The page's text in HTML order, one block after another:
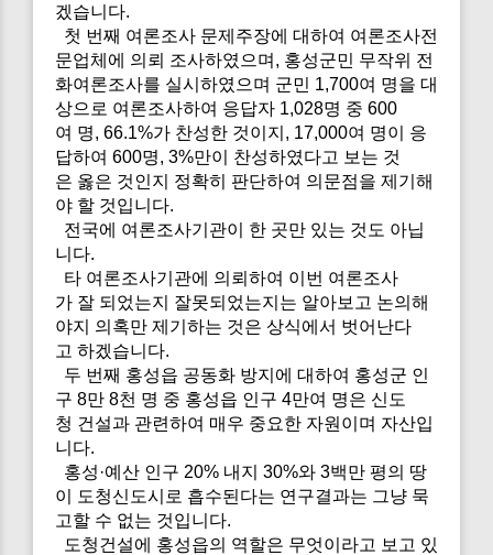
겠습니다.
첫 번째 여론조사 문제주장에 대하여 여론조사전
문업체에 의뢰 조사하였으며, 홍성군민 무작위 전
화여론조사를 실시하였으며 군민 1,700여 명을 대
상으로 여론조사하여 응답자 1,028명 중 600
여 명, 66.1%가 찬성한 것이지, 17,000여 명이 응
답하여 600명, 3%만이 찬성하였다고 보는 것
은 옳은 것인지 정확히 판단하여 의문점을 제기해
야 할 것입니다.
전국에 여론조사기관이 한 곳만 있는 것도 아닙
니다.
타 여론조사기관에 의뢰하여 이번 여론조사
가 잘 되었는지 잘못되었는지는 알아보고 논의해
야지 의혹만 제기하는 것은 상식에서 벗어난다
고 하겠습니다.
두 번째 홍성읍 공동화 방지에 대하여 홍성군 인
구 8만 8천 명 중 홍성읍 인구 4만여 명은 신도
청 건설과 관련하여 매우 중요한 자원이며 자산입
니다.
홍성·예산 인구 20% 내지 30%와 3백만 평의 땅
이 도청신도시로 흡수된다는 연구결과는 그냥 묵
고할 수 없는 것입니다.
도청건설에 홍성읍의 역할은 무엇이라고 보고 있